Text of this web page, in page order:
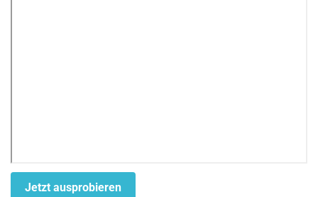
Jetzt ausprobieren